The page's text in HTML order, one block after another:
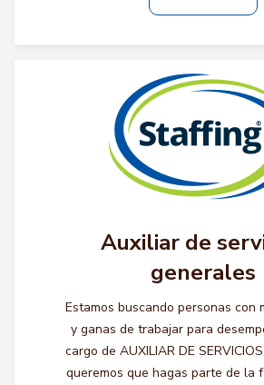
Auxiliar de
generales
Estamos buscando personas con
y ganas de trabajar para
cargo de AUXILIAR DE
queremos que hagas parte de la